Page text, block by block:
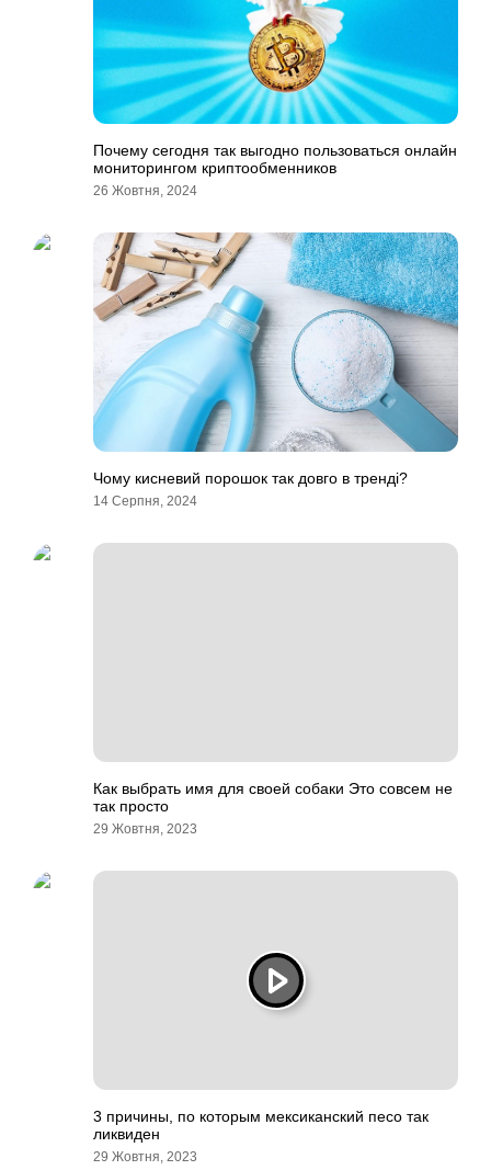
Почему сегодня так выгодно пользоваться онлайн
мониторингом криптообменников
26 Жовтня, 2024
Чому кисневий порошок так довго в тренді?
14 Серпня, 2024
Как выбрать имя для своей собаки Это совсем не
так просто
29 Жовтня, 2023
3 причины, по которым мексиканский песо так
ликвиден
29 Жовтня, 2023